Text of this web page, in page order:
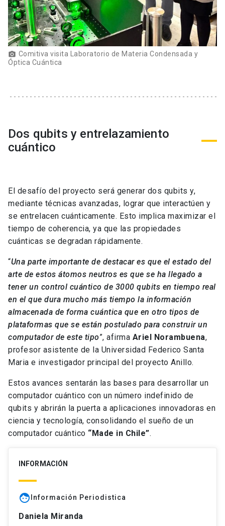
Comitiva visita Laboratorio de Materia Condensada y
Óptica Cuántica
Dos qubits y entrelazamiento
cuántico
El desafío del proyecto será generar dos qubits y,
mediante técnicas avanzadas, lograr que interactúen y
se entrelacen cuánticamente. Esto implica maximizar el
tiempo de coherencia, ya que las propiedades
cuánticas se degradan rápidamente.
“Una parte importante de destacar es que el estado del
arte de estos átomos neutros es que se ha llegado a
tener un control cuántico de 3000 qubits en tiempo real
en el que dura mucho más tiempo la información
almacenada de forma cuántica que en otro tipos de
plataformas que se están postulado para construir un
computador de este tipo”, afirma Ariel Norambuena,
profesor asistente de la Universidad Federico Santa
Maria e investigador principal del proyecto Anillo.
Estos avances sentarán las bases para desarrollar un
computador cuántico con un número indefinido de
qubits y abrirán la puerta a aplicaciones innovadoras en
ciencia y tecnología, consolidando el sueño de un
computador cuántico “Made in Chile”.
INFORMACIÓN
face Información Periodistica
Daniela Miranda